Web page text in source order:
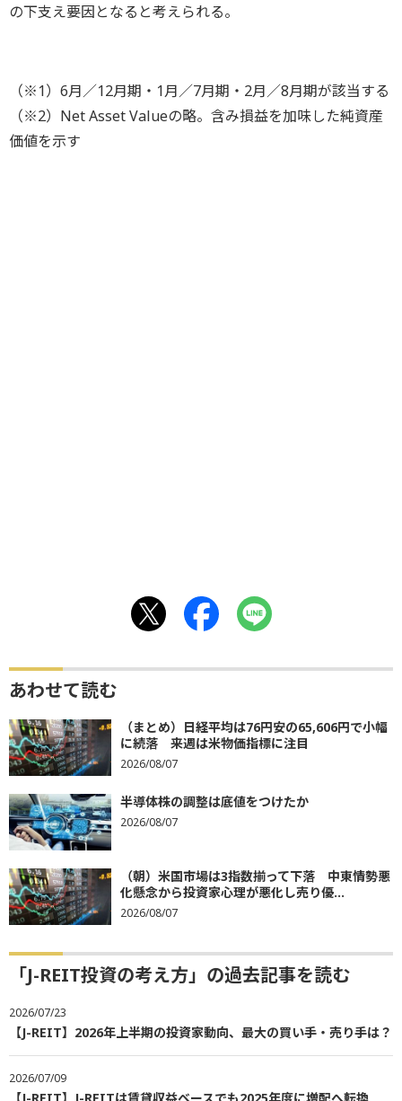
の下支え要因となると考えられる。
（※1）6月／12月期・1月／7月期・2月／8月期が該当する
（※2）Net Asset Valueの略。含み損益を加味した純資産
価値を示す
あわせて読む
（まとめ）日経平均は76円安の65,606円で小幅
に続落 来週は米物価指標に注目
2026/08/07
半導体株の調整は底値をつけたか
2026/08/07
（朝）米国市場は3指数揃って下落 中東情勢悪
化懸念から投資家心理が悪化し売り優...
2026/08/07
「J-REIT投資の考え方」の過去記事を読む
2026/07/23
【J-REIT】2026年上半期の投資家動向、最大の買い手・売り手は？
2026/07/09